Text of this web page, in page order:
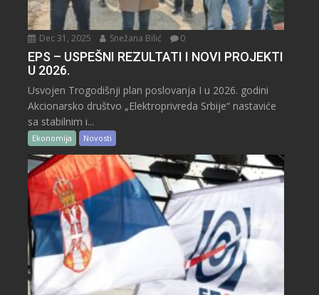
Dec 31, 2025 Snežana Bilić 0
EPS – USPEŠNI REZULTATI I NOVI PROJEKTI
U 2026.
Usvojen Trogodišnji plan poslovanja I u 2026. godini
Akcionarsko društvo „Elektroprivreda Srbije“ nastaviće
sa stabilnim i...
Ekonomija Novosti